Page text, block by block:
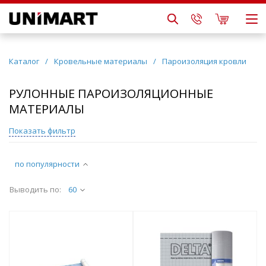
Каталог / Кровельные материалы / Пароизоляция кровли
РУЛОННЫЕ ПАРОИЗОЛЯЦИОННЫЕ
МАТЕРИАЛЫ
по популярности
Выводить по: 60
Показать фильтр